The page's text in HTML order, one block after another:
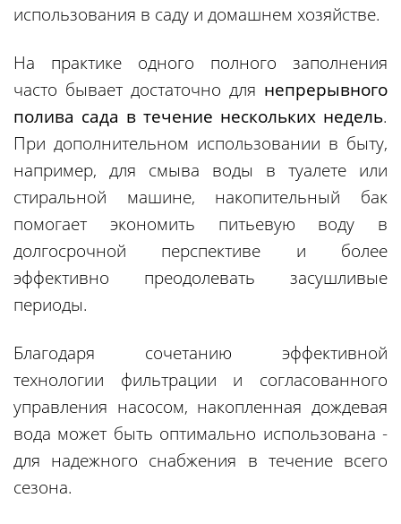
использования в саду и домашнем хозяйстве.
На практике одного полного заполнения
часто бывает достаточно для непрерывного
полива сада в течение нескольких недель.
При дополнительном использовании в быту,
например, для смыва воды в туалете или
стиральной машине, накопительный бак
помогает экономить питьевую воду в
долгосрочной перспективе и более
эффективно преодолевать засушливые
периоды.
Благодаря сочетанию эффективной
технологии фильтрации и согласованного
управления насосом, накопленная дождевая
вода может быть оптимально использована -
для надежного снабжения в течение всего
сезона.